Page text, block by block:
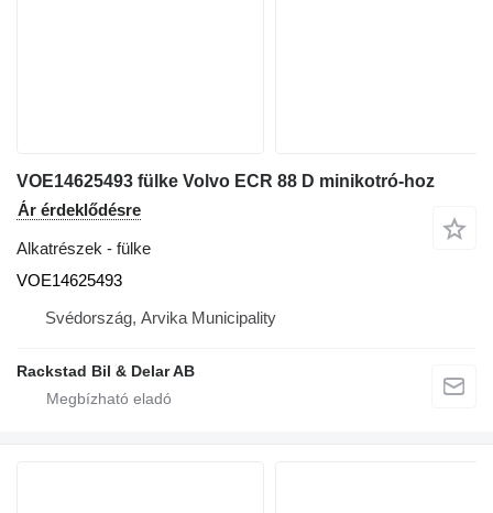
VOE14625493 fülke Volvo ECR 88 D minikotró-hoz
Ár érdeklődésre
Alkatrészek - fülke
VOE14625493
Svédország, Arvika Municipality
Rackstad Bil & Delar AB